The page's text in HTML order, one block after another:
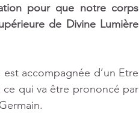
pour que notre corps
de Divine Lumière
accompagnée d’un Etre
qui va être prononcé par